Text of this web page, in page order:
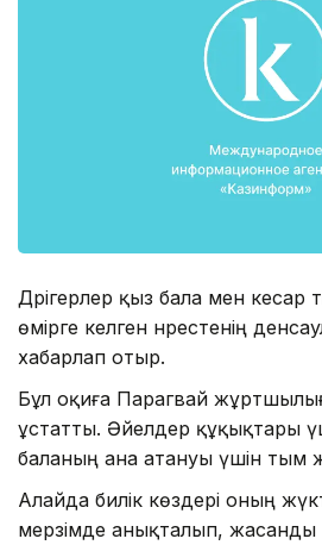
Дәрігерлер қыз бала мен кесар
өмірге келген нәрестенің
хабарлап отыр.
Бұл оқиға Парагвай
ұстатты. Әйелдер құқықтары
баланың ана атануы үшін тым
Алайда билік көздері оның
мерзімде анықталып, жасанды